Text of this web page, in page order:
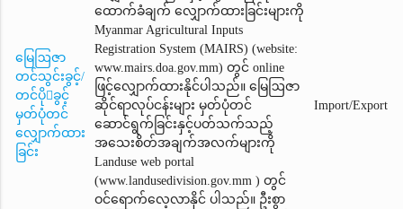
မြေဩဇာ
တင်သွင်းခွင့်/
တင်ပိုခွင့်
မှတ်ပုံတင်
လျှောက်ထား
ခြင်း
ထောက်ခံချက်‌ လျှောက်ထားခြင်းများကို
Myanmar Agricultural Inputs
Registration System (MAIRS) (website:
www.mairs.doa.gov.mm) တွင် online
ဖြင့်လျှောက်ထားနိုင်ပါသည်။ မြေဩဇာ
ဆိုင်ရာလုပ်ငန်းများ မှတ်ပုံတင်
ဆောင်ရွက်ခြင်းနှင့်ပတ်သက်သည့်
အသေးစိတ်အချက်အလက်များကို
Landuse web portal
(www.landusedivision.gov.mm ) တွင်
ဝင်ရောက်လေ့လာနိုင် ပါသည်။ ဦးစွာ
Import/Export